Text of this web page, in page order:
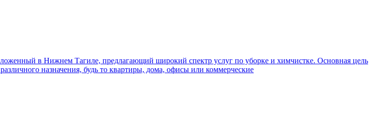
в Нижнем Тагиле, предлагающий широкий спектр услуг по уборке и химчистке. Основная цель
назначения, будь то квартиры, дома, офисы или коммерческие